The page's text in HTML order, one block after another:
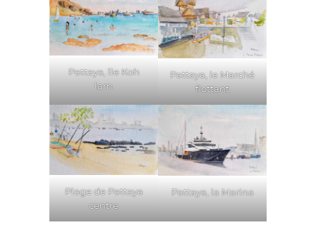
Pattaya, île Koh
larn
Pattaya, le Marché
flottant
Plage de Pattaya
centre
Pattaya, la Marina